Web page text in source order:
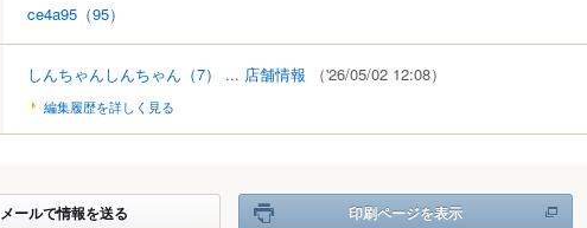
ce4a95 （95）
しんちゃんしんちゃん （7） ... 店舗情報 （'26/05/02 12:08）
編集履歴を詳しく見る
メールで情報を送る 印刷ページを表示